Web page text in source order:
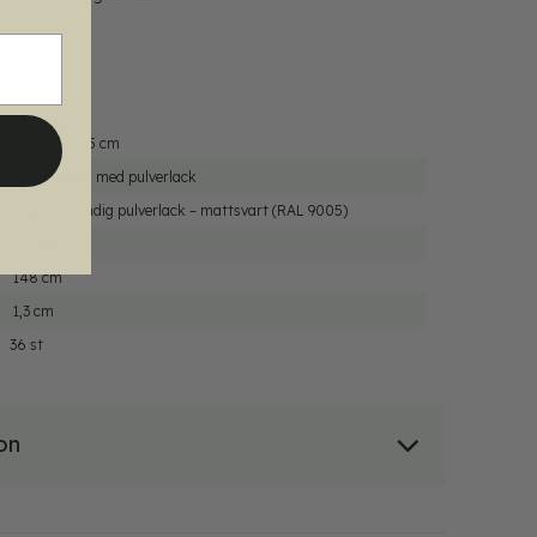
110/142/175 cm
Förzinkning med pulverlack
Väderbeständig pulverlack – mattsvart (RAL 9005)
148 cm
1,3 cm
36 st